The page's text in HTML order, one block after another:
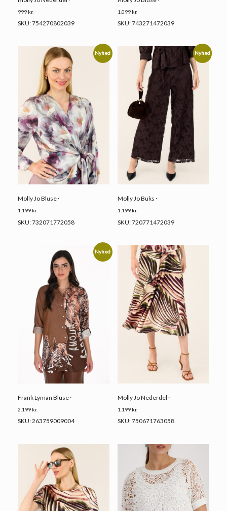
999 kr.
SKU: 754270802039
1.099 kr.
SKU: 743271472039
Nyhed
Molly Jo Bluse ·
1.199 kr.
SKU: 732071772058
Nyhed
Molly Jo Buks ·
1.199 kr.
SKU: 720771472039
Nyhed
Frank Lyman Bluse ·
2.199 kr.
SKU: 263759009004
Molly Jo Nederdel ·
1.199 kr.
SKU: 750671763058